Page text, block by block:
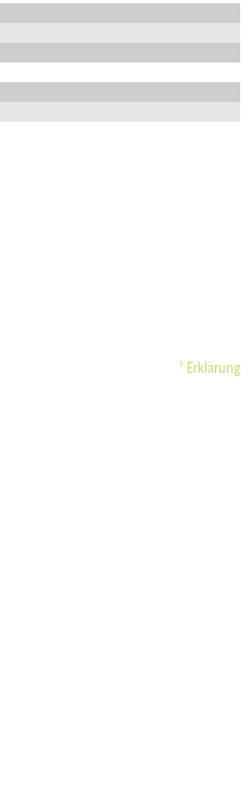
* Erklärung